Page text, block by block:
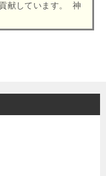
献しています。 神